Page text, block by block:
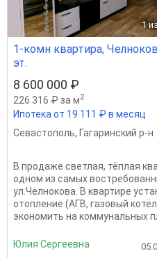
1
1-комн квартира,
эт.
8 600 000 ₽
226 316 ₽ за м2
Ипотека от 19 111 ₽ в месяц
Севастополь, Гагаринский р-н
В продаже светлая, тёплая
одном из самых
ул.Челнокова. В квартире
отопление (АГВ, газовый
экономить на коммунальных
Юлия Сергеевна